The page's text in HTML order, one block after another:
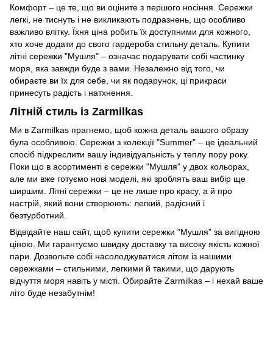
Комфорт – це те, що ви оціните з першого носіння. Сережки
легкі, не тиснуть і не викликають подразнень, що особливо
важливо влітку. Їхня ціна робить їх доступними для кожного,
хто хоче додати до свого гардероба стильну деталь. Купити
літні сережки "Мушля" – означає подарувати собі частинку
моря, яка завжди буде з вами. Незалежно від того, чи
обираєте ви їх для себе, чи як подарунок, ці прикраси
принесуть радість і натхнення.
Літній стиль із Zarmilkas
Ми в Zarmilkas прагнемо, щоб кожна деталь вашого образу
була особливою. Сережки з колекції "Summer" – це ідеальний
спосіб підкреслити вашу індивідуальність у теплу пору року.
Поки що в асортименті є сережки "Мушля" у двох кольорах,
але ми вже готуємо нові моделі, які зроблять ваш вибір ще
ширшим. Літні сережки – це не лише про красу, а й про
настрій, який вони створюють: легкий, радісний і
безтурботний.
Відвідайте наш сайт, щоб купити сережки "Мушля" за вигідною
ціною. Ми гарантуємо швидку доставку та високу якість кожної
пари. Дозвольте собі насолоджуватися літом із нашими
сережками – стильними, легкими й такими, що дарують
відчуття моря навіть у місті. Обирайте Zarmilkas – і нехай ваше
літо буде незабутнім!